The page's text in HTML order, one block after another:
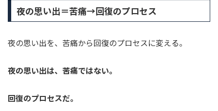
夜の思い出＝苦痛→回復のプロセス
夜の思い出を、苦痛から回復のプロセスに変える。
夜の思い出は、苦痛ではない。
回復のプロセスだ。